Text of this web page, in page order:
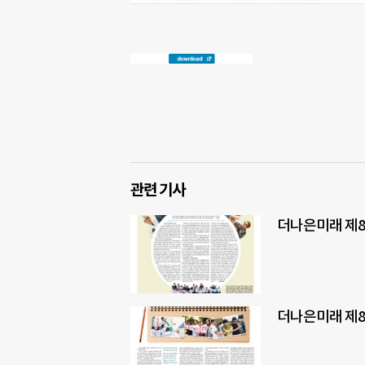
관련 기사
더나은미래 제
더나은미래 제